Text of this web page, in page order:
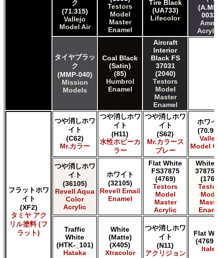
ク
(71.315)
Vallejo
Model Air
Testors
Model
Master
Enamel
Tire Black
(UA733)
Lifecolor
タイヤブラッ
ク
(MMP-040)
Mission
Models
Coal Black
(Satin)
(85)
Humbrol
Enamel
Aircraft
Interior
Black FS
37031
(2040)
Testors
Model
Master
Enamel
フラットホワ
イト
(XF2)
タミヤ アク
リル塗料 (フ
ラット)
つや消しホワ
イト
(C62)
Mr.カラー
つや消しホワ
イト
(H11)
水性ホビーカ
ラー
つや消しホワ
イト
(S62)
Mr.カラース
プレー
ホワ
Model
つや消しホワ
イト
(36105)
Revell Aqua
Color
Acrylic
ホワイト
(32105)
Revell Email
Enamel
Flat White
FS37875
(4769)
Testors
Model
Master
Acrylic
White
37875
Traffic
White
(HTK-_101)
Hataka
White
(Matte)
(X405)
Xtracolor
つや消しホワ
イト
(N11)
アクリジョン
Flat